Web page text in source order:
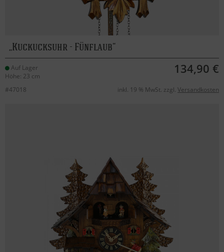
Kuckucksuhr - Fünflaub
Auf Lager
Höhe: 23 cm
134,90 €
#47018 inkl. 19 % MwSt. zzgl. Versandkosten